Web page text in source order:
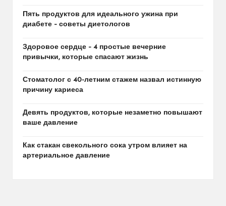
Пять продуктов для идеального ужина при
диабете – советы диетологов
Здоровое сердце – 4 простые вечерние
привычки, которые спасают жизнь
Стоматолог с 40-летним стажем назвал истинную
причину кариеса
Девять продуктов, которые незаметно повышают
ваше давление
Как стакан свекольного сока утром влияет на
артериальное давление